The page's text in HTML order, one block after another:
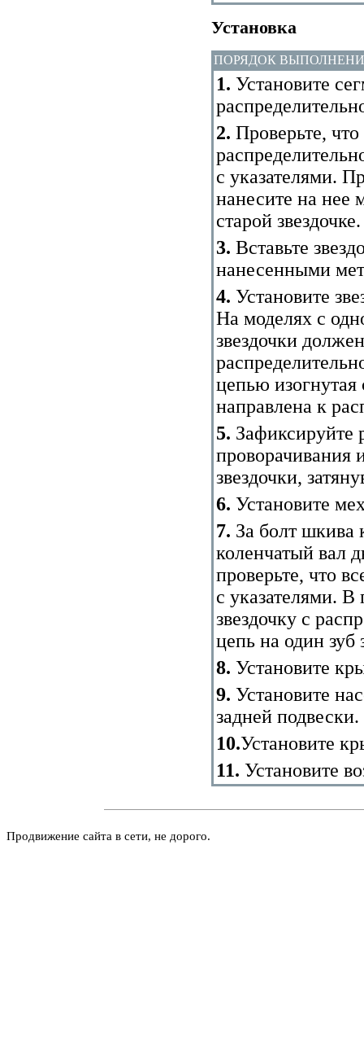
Установка
ПОРЯДОК
1. Установите
2. Проверьте,
с указателями.
нанесите на нее
старой звездочке.
3. Вставьте
нанесенными
4. Установите
На моделях с
звездочки
цепью изогнутая
направлена к
5. Зафиксируйте
проворачивания
звездочки,
6. Установите
7. За болт шкива
коленчатый вал
проверьте, что
с указателями.
звездочку с
цепь на один зуб
8. Установите
9. Установите
задней подвески.
10.Установите
11. Установите
Продвижение сайта в сети, не дорого.